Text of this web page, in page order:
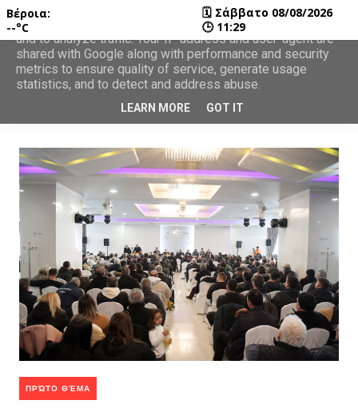
ΠΡΏΤΟ ΘΈΜΑ
Βέροια:
--°C
🗓 Σάββατο 08/08/2026
🕒 11:29
This site uses cookies from Google to deliver its services
and to analyze traffic. Your IP address and user-agent are
shared with Google along with performance and security
metrics to ensure quality of service, generate usage
statistics, and to detect and address abuse.
LEARN MORE GOT IT